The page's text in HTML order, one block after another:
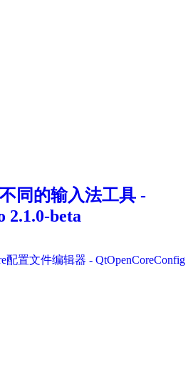
同的输入法工具 -
2.1.0-beta